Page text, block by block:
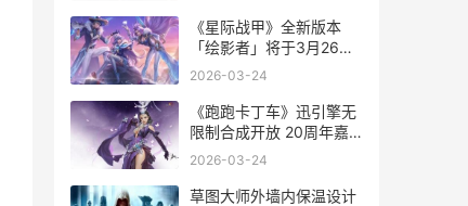
《星际战甲》全新版本
「绘影者」将于3月26日
上线 星际战甲星际战甲
2026-03-24
《跑跑卡丁车》迅引擎无
限制合成开放 20周年嘉
年华进行中 跑跑卡丁车单
2026-03-24
草图大师外墙内保温设计